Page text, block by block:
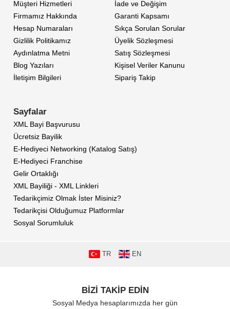
Müşteri Hizmetleri
Firmamız Hakkında
Hesap Numaraları
Gizlilik Politikamız
Aydınlatma Metni
Blog Yazıları
İletişim Bilgileri
İade ve Değişim
Garanti Kapsamı
Sıkça Sorulan Sorular
Üyelik Sözleşmesi
Satış Sözleşmesi
Kişisel Veriler Kanunu
Sipariş Takip
Sayfalar
XML Bayi Başvurusu
Ücretsiz Bayilik
E-Hediyeci Networking (Katalog Satış)
E-Hediyeci Franchise
Gelir Ortaklığı
XML Bayiliği - XML Linkleri
Tedarikçimiz Olmak İster Misiniz?
Tedarikçisi Olduğumuz Platformlar
Sosyal Sorumluluk
TR EN
BİZİ TAKİP EDİN
Sosyal Medya hesaplarımızda her gün